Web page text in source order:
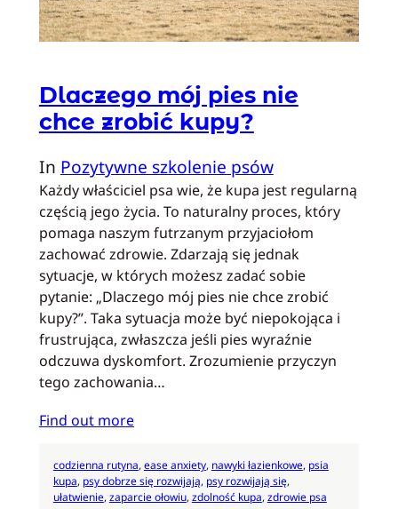
Dlaczego mój pies nie
chce zrobić kupy?
In Pozytywne szkolenie psów
Każdy właściciel psa wie, że kupa jest regularną
częścią jego życia. To naturalny proces, który
pomaga naszym futrzanym przyjaciołom
zachować zdrowie. Zdarzają się jednak
sytuacje, w których możesz zadać sobie
pytanie: „Dlaczego mój pies nie chce zrobić
kupy?”. Taka sytuacja może być niepokojąca i
frustrująca, zwłaszcza jeśli pies wyraźnie
odczuwa dyskomfort. Zrozumienie przyczyn
tego zachowania…
Find out more
codzienna rutyna, ease anxiety, nawyki łazienkowe, psia
kupa, psy dobrze się rozwijają, psy rozwijają się
ułatwienie, zaparcie ołowiu, zdolność kupa, zdrowie psa